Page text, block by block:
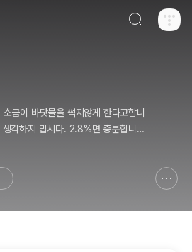
금이 바닷물을 썩지않게 한다고합니
각하지 맙시다. 2.8%면 충분합니다.